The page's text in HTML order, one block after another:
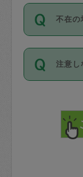
を依
参考
写真
詳細
1. 直
共通）
72時
料が
直前
72時
「お
せん
とに
まず
みて
その
不在の
不在
が必
ジさ
てく
不在
注意し
で、
れて
けて